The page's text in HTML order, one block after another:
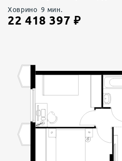
Ховрино 9 мин.
22 418 397 ₽